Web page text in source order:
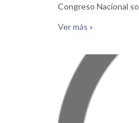
Congreso Nacional
Ver más »